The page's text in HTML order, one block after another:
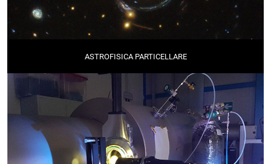
ASTROFISICA PARTICELLARE